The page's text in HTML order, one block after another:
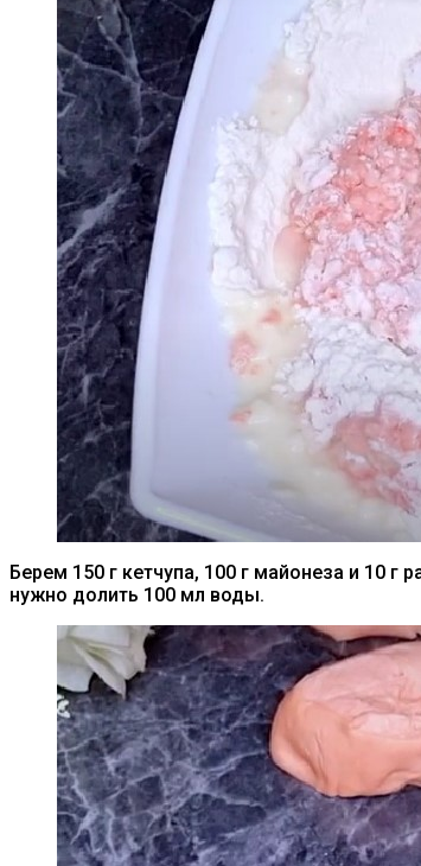
Берем 150 г кетчупа, 100 г майонеза и 10
нужно долить 100 мл воды.